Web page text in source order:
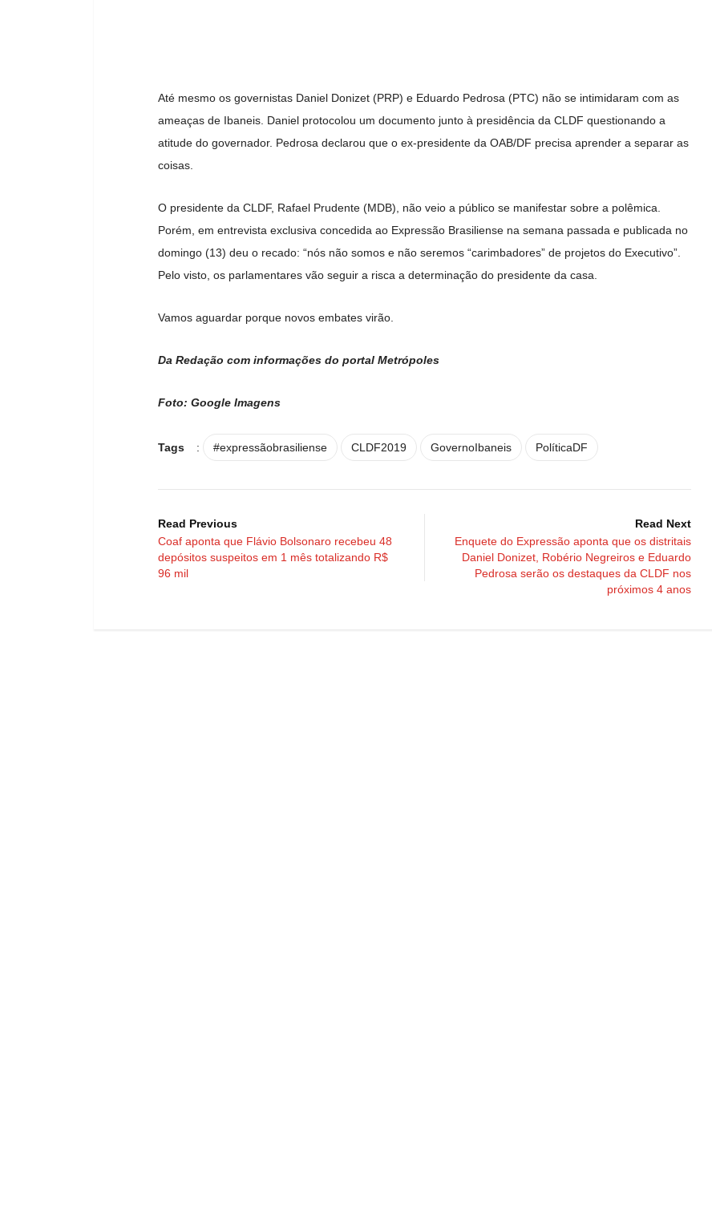
Até mesmo os governistas Daniel Donizet (PRP) e Eduardo Pedrosa (PTC) não se intimidaram com as
ameaças de Ibaneis. Daniel protocolou um documento junto à presidência da CLDF questionando a
atitude do governador. Pedrosa declarou que o ex-presidente da OAB/DF precisa aprender a separar as
coisas.
O presidente da CLDF, Rafael Prudente (MDB), não veio a público se manifestar sobre a polêmica.
Porém, em entrevista exclusiva concedida ao Expressão Brasiliense na semana passada e publicada no
domingo (13) deu o recado: “nós não somos e não seremos “carimbadores” de projetos do Executivo”.
Pelo visto, os parlamentares vão seguir a risca a determinação do presidente da casa.
Vamos aguardar porque novos embates virão.
Da Redação com informações do portal Metrópoles
Foto: Google Imagens
Tags : #expressãobrasiliense CLDF2019 GovernoIbaneis PolíticaDF
Read Previous
Coaf aponta que Flávio Bolsonaro recebeu 48
depósitos suspeitos em 1 mês totalizando R$
96 mil
Read Next
Enquete do Expressão aponta que os distritais
Daniel Donizet, Robério Negreiros e Eduardo
Pedrosa serão os destaques da CLDF nos
próximos 4 anos